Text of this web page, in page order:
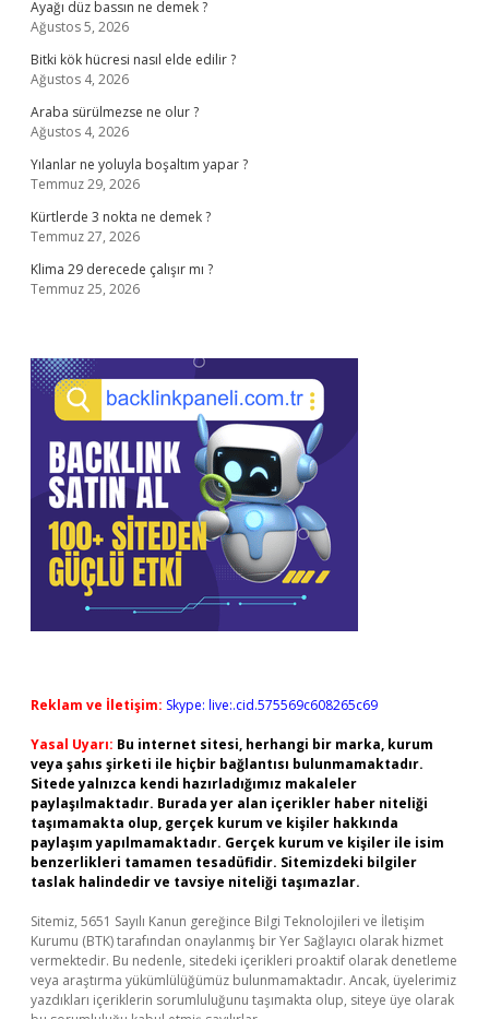
Ayağı düz bassın ne demek ?
Ağustos 5, 2026
Bitki kök hücresi nasıl elde edilir ?
Ağustos 4, 2026
Araba sürülmezse ne olur ?
Ağustos 4, 2026
Yılanlar ne yoluyla boşaltım yapar ?
Temmuz 29, 2026
Kürtlerde 3 nokta ne demek ?
Temmuz 27, 2026
Klima 29 derecede çalışır mı ?
Temmuz 25, 2026
Reklam ve İletişim: Skype: live:.cid.575569c608265c69
Yasal Uyarı: Bu internet sitesi, herhangi bir marka, kurum
veya şahıs şirketi ile hiçbir bağlantısı bulunmamaktadır.
Sitede yalnızca kendi hazırladığımız makaleler
paylaşılmaktadır. Burada yer alan içerikler haber niteliği
taşımamakta olup, gerçek kurum ve kişiler hakkında
paylaşım yapılmamaktadır. Gerçek kurum ve kişiler ile isim
benzerlikleri tamamen tesadüfidir. Sitemizdeki bilgiler
taslak halindedir ve tavsiye niteliği taşımazlar.
Sitemiz, 5651 Sayılı Kanun gereğince Bilgi Teknolojileri ve İletişim
Kurumu (BTK) tarafından onaylanmış bir Yer Sağlayıcı olarak hizmet
vermektedir. Bu nedenle, sitedeki içerikleri proaktif olarak denetleme
veya araştırma yükümlülüğümüz bulunmamaktadır. Ancak, üyelerimiz
yazdıkları içeriklerin sorumluluğunu taşımakta olup, siteye üye olarak